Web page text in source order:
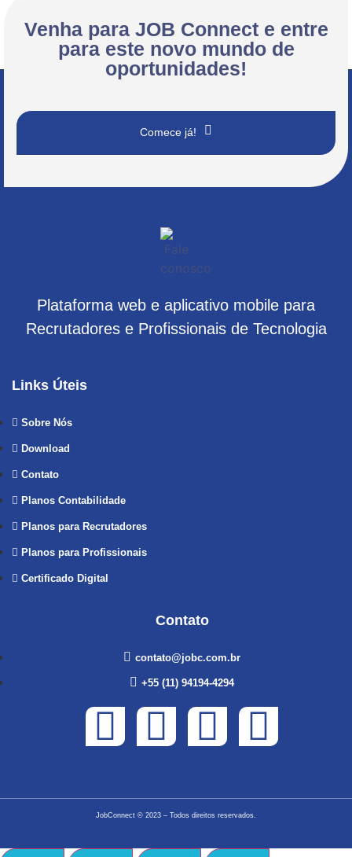
Venha para JOB Connect e entre
para este novo mundo de
oportunidades!
Comece já!
Plataforma web e aplicativo mobile para
Recrutadores e Profissionais de Tecnologia
Links Úteis
Sobre Nós
Download
Contato
Planos Contabilidade
Planos para Recrutadores
Planos para Profissionais
Certificado Digital
Contato
contato@jobc.com.br
+55 (11) 94194-4294
JobConnect © 2023 – Todos direitos reservados.